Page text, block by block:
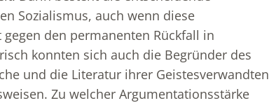
Sozialismus, auch wenn diese
den permanenten Rückfall in
konnten sich auch die Begründer des
und die Literatur ihrer Geistesverwandten
Zu welcher Argumentationsstärke